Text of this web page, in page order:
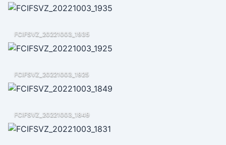
FCIFSVZ_20221003_1935
FCIFSVZ_20221003_1925
FCIFSVZ_20221003_1849